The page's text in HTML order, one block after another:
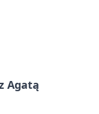
Agatą